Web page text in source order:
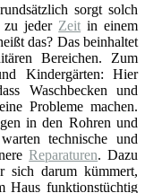
sorgt solch
zu jeder Zeit in einem
das? Das beinhaltet
Bereichen. Zum
Kindergärten: Hier
Waschbecken und
Probleme machen.
in den Rohren und
technische und
Reparaturen. Dazu
sich darum kümmert,
Haus funktionstüchtig